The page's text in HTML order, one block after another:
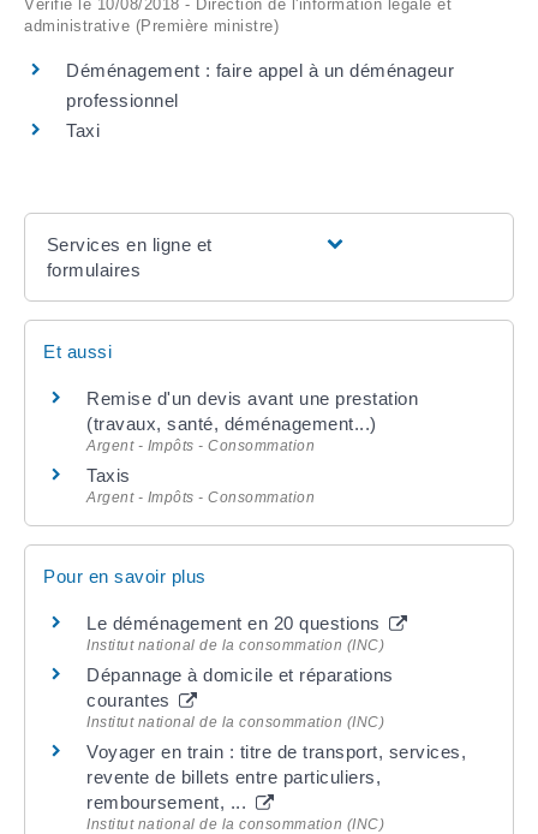
Vérifié le 10/08/2018 - Direction de l'information légale et
administrative (Première ministre)
Déménagement : faire appel à un déménageur
professionnel
Taxi
Services en ligne et
formulaires
Et aussi
Remise d'un devis avant une prestation
(travaux, santé, déménagement...)
Argent - Impôts - Consommation
Taxis
Argent - Impôts - Consommation
Pour en savoir plus
Le déménagement en 20 questions
Institut national de la consommation (INC)
Dépannage à domicile et réparations
courantes
Institut national de la consommation (INC)
Voyager en train : titre de transport, services,
revente de billets entre particuliers,
remboursement, ...
Institut national de la consommation (INC)
DÉLIBÉRATIONS